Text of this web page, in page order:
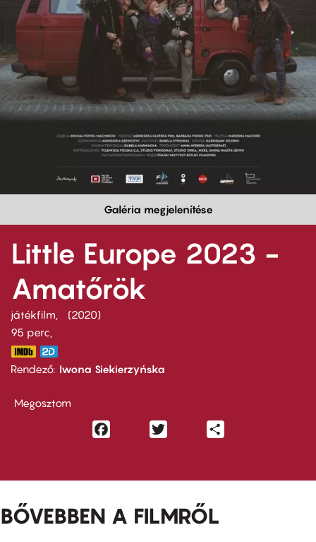
Galéria megjelenítése
Little Europe 2023 -
Amatőrök
játékfilm
2020
95 perc,
Rendező Iwona Siekierzyńska
Megosztom
Facebook
BŐVEBBEN A FILMRŐL